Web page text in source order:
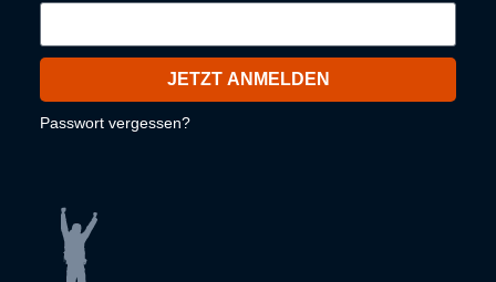
JETZT ANMELDEN
Passwort vergessen?